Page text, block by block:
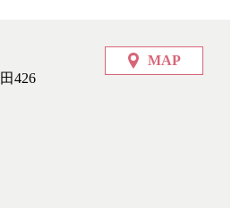
MAP
426